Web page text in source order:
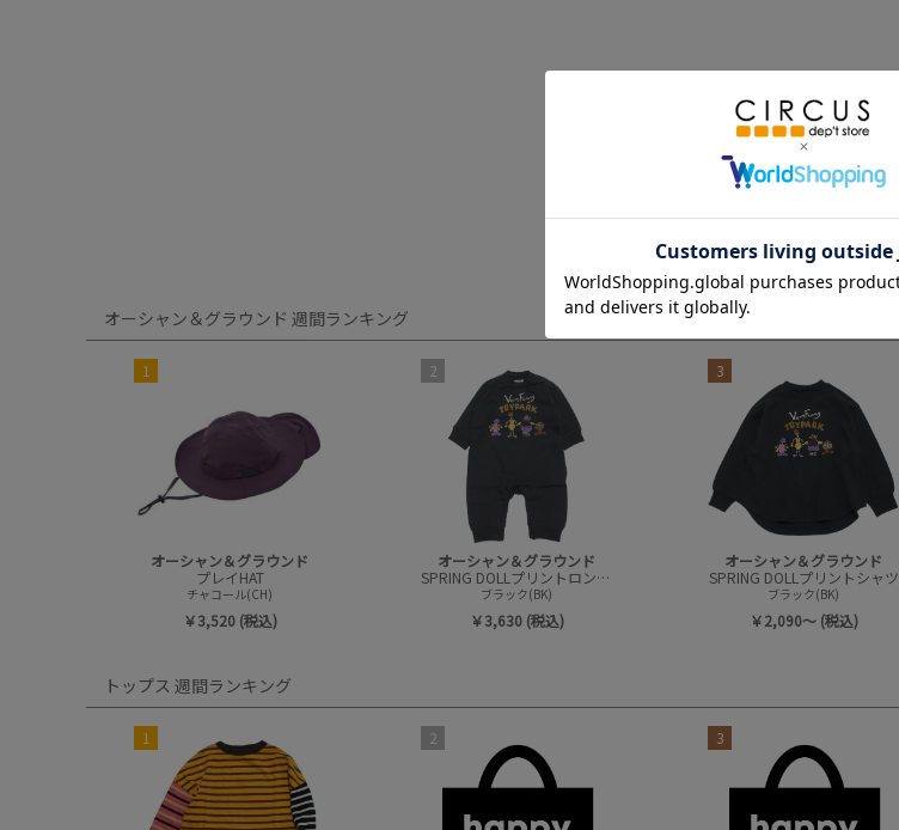
オーシャン＆グラウンド 週間ランキング
1
オーシャン＆グラウンド
プレイHAT
チャコール(CH)
￥3,520 (税込)
2
オーシャン＆グラウンド
SPRING DOLLプリントロンパース
ブラック(BK)
￥3,630 (税込)
3
オーシャン＆グラウンド
SPRING DOLLプリントシャツ
ブラック(BK)
￥2,090～ (税込)
トップス 週間ランキング
1 2 3